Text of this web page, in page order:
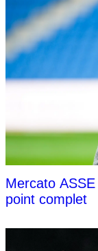
Mercato
point complet